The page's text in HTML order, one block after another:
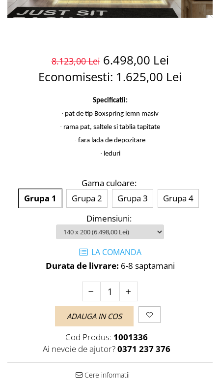
8.123,00 Lei 6.498,00 Lei
Economisesti: 1.625,00 Lei
Specificatii:
· pat de tip Boxspring lemn masiv
· rama pat, saltele si tablia tapitate
· fara lada de depozitare
· leduri
Gama culoare:
Grupa 1
Grupa 2 Grupa 3
Grupa 4
Dimensiuni:
LA COMANDA
Durata de livrare: 6-8 saptamani
ADAUGA IN COS
Cod Produs: 1001336
Ai nevoie de ajutor?0371 237 376
Cere informatii